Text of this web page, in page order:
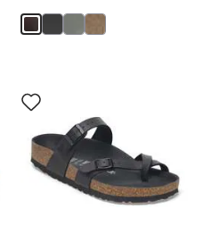
Anklicken
der
Farben
werden
die
Produktbilder
aktualisiert.